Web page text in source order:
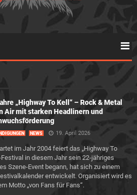
„Highway To Kell“ – Rock & Metal
Air mit starken Headlinern und
NEWS 19. April 2026
im Jahr 2004 feiert das „Highway To
Festival in diesem Jahr sein 22-jähriges
Szene-Event begann, hat sich zu einem
entwickelt. Organisiert wird es
Motto „von Fans für Fans“.